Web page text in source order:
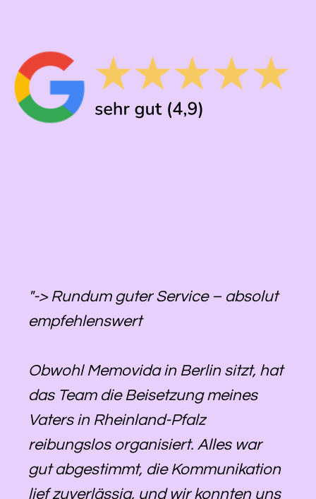
"-> Rundum guter Service – absolut
empfehlenswert
Obwohl Memovida in Berlin sitzt, hat
das Team die Beisetzung meines
Vaters in Rheinland-Pfalz
reibungslos organisiert. Alles war
gut abgestimmt, die Kommunikation
lief zuverlässig, und wir konnten uns